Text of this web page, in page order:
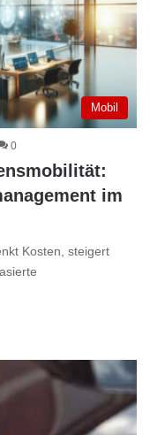
Mobil
0
im
Kosten, steigert